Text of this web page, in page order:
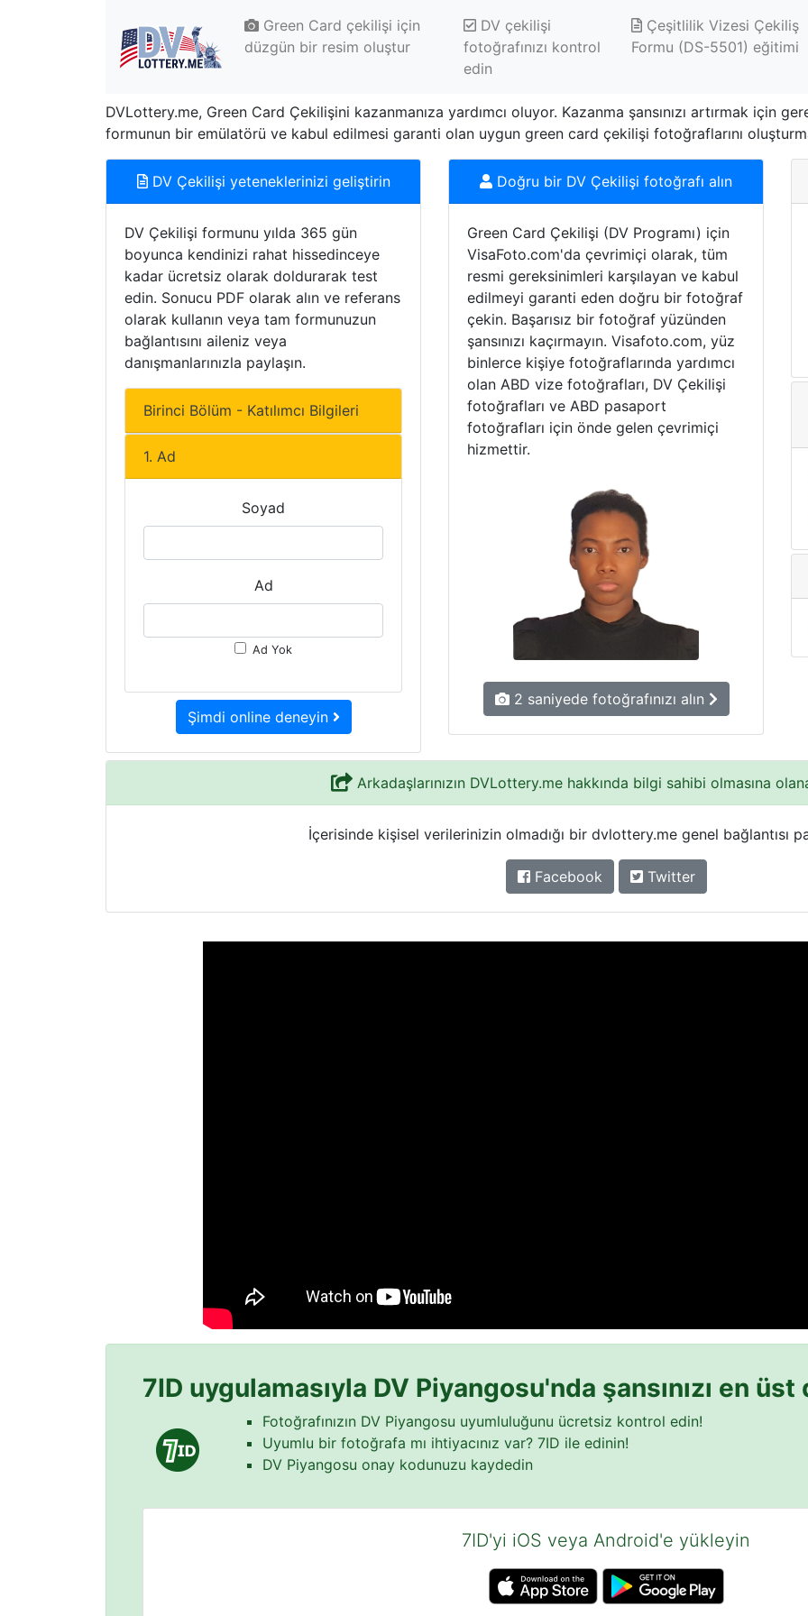
Green Card çekilişi için
düzgün bir resim oluştur
DV çekilişi
fotoğrafınızı kontrol
edin
Çeşitlilik Vizesi Çekiliş
Formu (DS-5501) eğitimi
DVLottery.me, Green Card Çekilişini kazanmanıza yardımcı oluyor. Kazanma şansınızı artırmak için
formunun bir emülatörü ve kabul edilmesi garanti olan uygun green card çekilişi fotoğraflarını
DV Çekilişi yeteneklerinizi geliştirin
DV Çekilişi formunu yılda 365 gün
boyunca kendinizi rahat hissedinceye
kadar ücretsiz olarak doldurarak test
edin. Sonucu PDF olarak alın ve referans
olarak kullanın veya tam formunuzun
bağlantısını aileniz veya
danışmanlarınızla paylaşın.
Birinci Bölüm - Katılımcı Bilgileri
1. Ad
Soyad
Ad
Ad Yok
Şimdi online deneyin
Doğru bir DV Çekilişi fotoğrafı alın
Green Card Çekilişi (DV Programı) için
VisaFoto.com'da çevrimiçi olarak, tüm
resmi gereksinimleri karşılayan ve kabul
edilmeyi garanti eden doğru bir fotoğraf
çekin. Başarısız bir fotoğraf yüzünden
şansınızı kaçırmayın. Visafoto.com, yüz
binlerce kişiye fotoğraflarında yardımcı
olan ABD vize fotoğrafları, DV Çekilişi
fotoğrafları ve ABD pasaport
fotoğrafları için önde gelen çevrimiçi
hizmettir.
2 saniyede fotoğrafınızı alın
Arkadaşlarınızın DVLottery.me hakkında bilgi sahibi olmasına
İçerisinde kişisel verilerinizin olmadığı bir dvlottery.me genel bağlantısı
Facebook Twitter
7ID uygulamasıyla DV Piyangosu'nda şansınızı en üst
Fotoğrafınızın DV Piyangosu uyumluluğunu ücretsiz kontrol edin!
Uyumlu bir fotoğrafa mı ihtiyacınız var? 7ID ile edinin!
DV Piyangosu onay kodunuzu kaydedin
7ID'yi iOS veya Android'e yükleyin